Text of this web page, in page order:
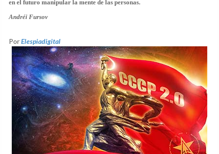
en el futuro manipular la mente de las personas.
Andréi Fursov
PorElespiadigital